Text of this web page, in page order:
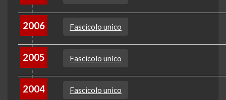
2006 Fascicolo unico
2005 Fascicolo unico
2004 Fascicolo unico